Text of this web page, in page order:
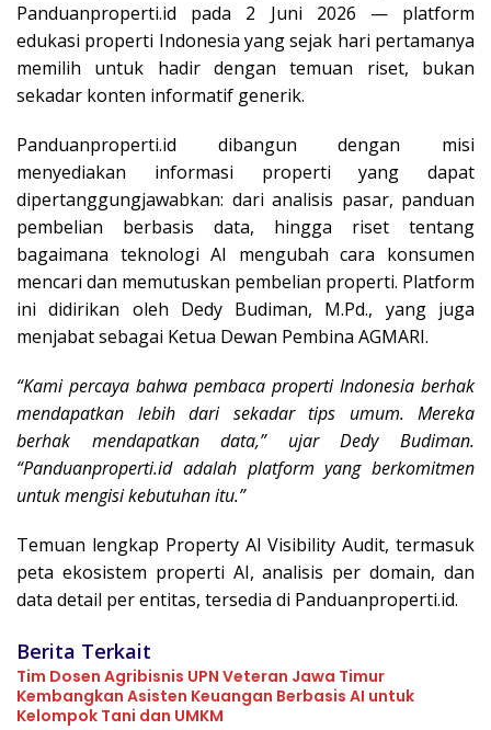
Panduanproperti.id pada 2 Juni 2026 — platform
edukasi properti Indonesia yang sejak hari pertamanya
memilih untuk hadir dengan temuan riset, bukan
sekadar konten informatif generik.
Panduanproperti.id dibangun dengan misi
menyediakan informasi properti yang dapat
dipertanggungjawabkan: dari analisis pasar, panduan
pembelian berbasis data, hingga riset tentang
bagaimana teknologi AI mengubah cara konsumen
mencari dan memutuskan pembelian properti. Platform
ini didirikan oleh Dedy Budiman, M.Pd., yang juga
menjabat sebagai Ketua Dewan Pembina AGMARI.
“Kami percaya bahwa pembaca properti Indonesia berhak
mendapatkan lebih dari sekadar tips umum. Mereka
berhak mendapatkan data,” ujar Dedy Budiman.
“Panduanproperti.id adalah platform yang berkomitmen
untuk mengisi kebutuhan itu.”
Temuan lengkap Property AI Visibility Audit, termasuk
peta ekosistem properti AI, analisis per domain, dan
data detail per entitas, tersedia di Panduanproperti.id.
Berita Terkait
Tim Dosen Agribisnis UPN Veteran Jawa Timur
Kembangkan Asisten Keuangan Berbasis AI untuk
Kelompok Tani dan UMKM